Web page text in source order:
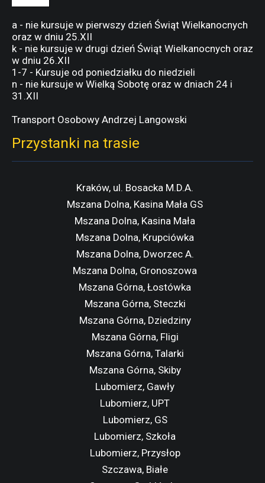
a - nie kursuje w pierwszy dzień Świąt Wielkanocnych
oraz w dniu 25.XII
k - nie kursuje w drugi dzień Świąt Wielkanocnych oraz
w dniu 26.XII
1-7 - Kursuje od poniedziałku do niedzieli
n - nie kursuje w Wielką Sobotę oraz w dniach 24 i
31.XII
Transport Osobowy Andrzej Langowski
Przystanki na trasie
Kraków, ul. Bosacka M.D.A.
Mszana Dolna, Kasina Mała GS
Mszana Dolna, Kasina Mała
Mszana Dolna, Krupciówka
Mszana Dolna, Dworzec A.
Mszana Dolna, Gronoszowa
Mszana Górna, Łostówka
Mszana Górna, Steczki
Mszana Górna, Dziedziny
Mszana Górna, Fligi
Mszana Górna, Talarki
Mszana Górna, Skiby
Lubomierz, Gawły
Lubomierz, UPT
Lubomierz, GS
Lubomierz, Szkoła
Lubomierz, Przysłop
Szczawa, Białe